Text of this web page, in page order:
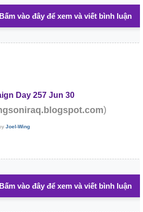
vào đây để xem và viết bình luận
Day 257 Jun 30
)
Joel-Wing
vào đây để xem và viết bình luận